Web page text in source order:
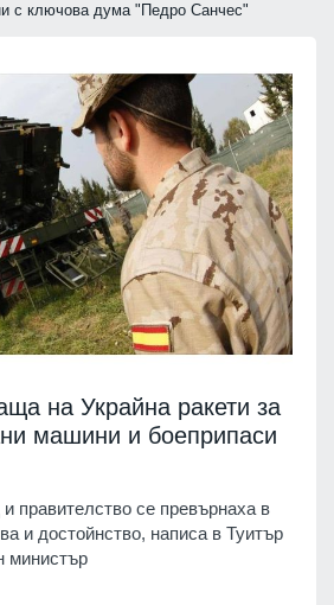
с ключова дума "Педро Санчес"
на Украйна ракети за
машини и боеприпаси
правителство се превърнаха в
и достойнство, написа в Туитър
министър